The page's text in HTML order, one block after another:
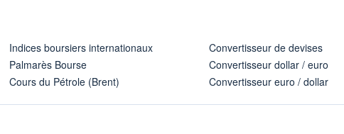
Indices boursiers internationaux
Palmarès Bourse
Cours du Pétrole (Brent)
Convertisseur de devises
Convertisseur dollar / euro
Convertisseur euro / dollar